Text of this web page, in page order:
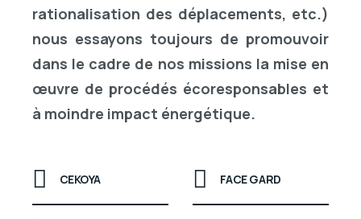
rationalisation des déplacements, etc.)
nous essayons toujours de promouvoir
dans le cadre de nos missions la mise en
œuvre de procédés écoresponsables et
à moindre impact énergétique.
CEKOYA FACE GARD